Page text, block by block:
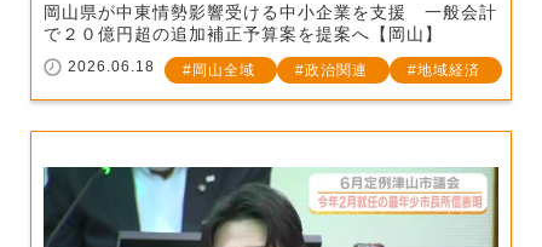
岡山県が中東情勢影響受ける中小企業を支援 一般会計
で２０億円超の追加補正予算案を提案へ【岡山】
2026.06.18 岡山全域 政治関連 地域経済